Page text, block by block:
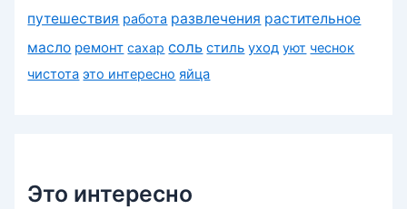
путешествия работа развлечения растительное
масло ремонт сахар соль стиль уход уют чеснок
чистота это интересно яйца
Это интересно